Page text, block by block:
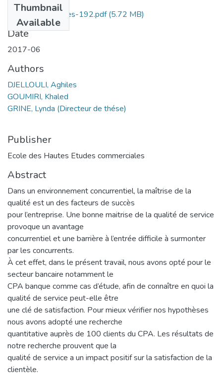
Thumbnail
Available
DJELLOULI Aghiles-192.pdf(5.72 MB)
Date
2017-06
Authors
DJELLOULI, Aghiles
GOUMIRI, Khaled
GRINE, Lynda (Directeur de thése)
Publisher
Ecole des Hautes Etudes commerciales
Abstract
Dans un environnement concurrentiel, la maîtrise de la
qualité est un des facteurs de succès
pour l’entreprise. Une bonne maitrise de la qualité de service
provoque un avantage
concurrentiel et une barrière à l’entrée difficile à surmonter
par les concurrents.
À cet effet, dans le présent travail, nous avons opté pour le
secteur bancaire notamment le
CPA banque comme cas d’étude, afin de connaître en quoi la
qualité de service peut-elle être
une clé de satisfaction. Pour mieux vérifier nos hypothèses
nous avons adopté une recherche
quantitative auprès de 100 clients du CPA. Les résultats de
notre recherche prouvent que la
qualité de service a un impact positif sur la satisfaction de la
clientèle.